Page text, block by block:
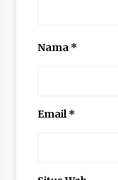
Nama *
Email*